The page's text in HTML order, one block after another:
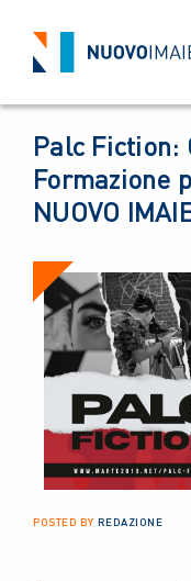
Palc Fiction:
Formazione
NUOVO
POSTED BY REDAZIONE